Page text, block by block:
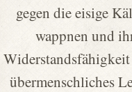
gegen die eisige
wappnen und
übermenschliches